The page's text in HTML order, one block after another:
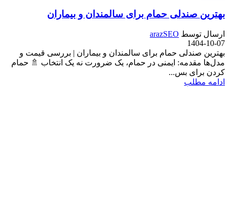
بهترین صندلی حمام برای سالمندان و بیماران
ارسال توسط arazSEO
1404-10-07
بهترین صندلی حمام برای سالمندان و بیماران | بررسی قیمت و
مدل‌ها مقدمه: ایمنی در حمام، یک ضرورت نه یک انتخاب 🚿 حمام
کردن برای بس...
ادامه مطلب